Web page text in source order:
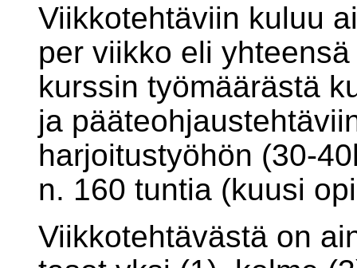
Viikkotehtäviin kuluu
per viikko eli
kurssin työmäärästä
ja
harjoitustyöhön (30-
n. 160 tuntia (kuusi
Viikkotehtävästä on